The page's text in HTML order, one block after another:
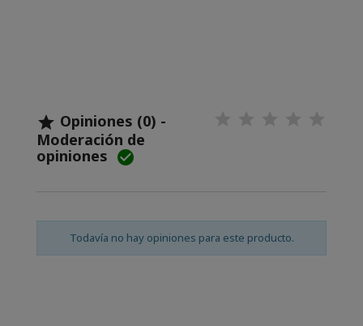
 Opiniones (0) -
Moderación de
opiniones 
Todavía no hay opiniones para este producto.